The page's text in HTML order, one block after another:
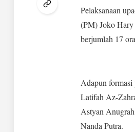
Pelaksanaan
(PM) Joko Hary
berjumlah 17
Adapun
Latifah Az-
Astyan
Nanda Putra.